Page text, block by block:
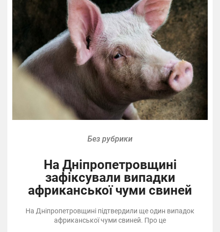
Без рубрики
На Дніпропетровщині
зафіксували випадки
африканської чуми свиней
На Дніпропетровщині підтвердили ще один випадок
африканської чуми свиней. Про це